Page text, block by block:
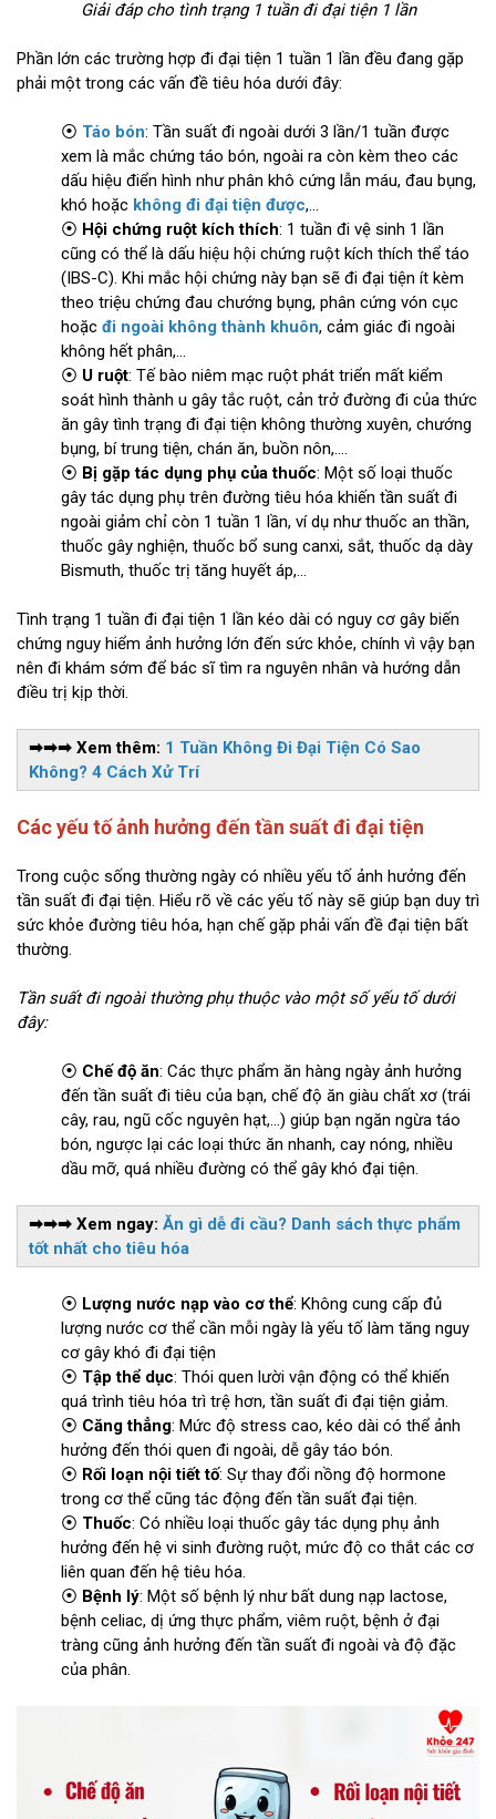
Giải đáp cho tình trạng 1 tuần đi đại tiện 1 lần
Phần lớn các trường hợp đi đại tiện 1 tuần 1 lần đều đang gặp
phải một trong các vấn đề tiêu hóa dưới đây:
⦿ Táo bón: Tần suất đi ngoài dưới 3 lần/1 tuần được
xem là mắc chứng táo bón, ngoài ra còn kèm theo các
dấu hiệu điển hình như phân khô cứng lẫn máu, đau bụng,
khó hoặc không đi đại tiện được,...
⦿ Hội chứng ruột kích thích: 1 tuần đi vệ sinh 1 lần
cũng có thể là dấu hiệu hội chứng ruột kích thích thể táo
(IBS-C). Khi mắc hội chứng này bạn sẽ đi đại tiện ít kèm
theo triệu chứng đau chướng bụng, phân cứng vón cục
hoặc đi ngoài không thành khuôn, cảm giác đi ngoài
không hết phân,...
⦿ U ruột: Tế bào niêm mạc ruột phát triển mất kiểm
soát hình thành u gây tắc ruột, cản trở đường đi của thức
ăn gây tình trạng đi đại tiện không thường xuyên, chướng
bụng, bí trung tiện, chán ăn, buồn nôn,....
⦿ Bị gặp tác dụng phụ của thuốc: Một số loại thuốc
gây tác dụng phụ trên đường tiêu hóa khiến tần suất đi
ngoài giảm chỉ còn 1 tuần 1 lần, ví dụ như thuốc an thần,
thuốc gây nghiện, thuốc bổ sung canxi, sắt, thuốc dạ dày
Bismuth, thuốc trị tăng huyết áp,...
Tình trạng 1 tuần đi đại tiện 1 lần kéo dài có nguy cơ gây biến
chứng nguy hiểm ảnh hưởng lớn đến sức khỏe, chính vì vậy bạn
nên đi khám sớm để bác sĩ tìm ra nguyên nhân và hướng dẫn
điều trị kịp thời.
➡➡➡ Xem thêm: 1 Tuần Không Đi Đại Tiện Có Sao
Không? 4 Cách Xử Trí
Các yếu tố ảnh hưởng đến tần suất đi đại tiện
Trong cuộc sống thường ngày có nhiều yếu tố ảnh hưởng đến
tần suất đi đại tiện. Hiểu rõ về các yếu tố này sẽ giúp bạn duy trì
sức khỏe đường tiêu hóa, hạn chế gặp phải vấn đề đại tiện bất
thường.
Tần suất đi ngoài thường phụ thuộc vào một số yếu tố dưới
đây:
⦿ Chế độ ăn: Các thực phẩm ăn hàng ngày ảnh hưởng
đến tần suất đi tiêu của bạn, chế độ ăn giàu chất xơ (trái
cây, rau, ngũ cốc nguyên hạt,...) giúp bạn ngăn ngừa táo
bón, ngược lại các loại thức ăn nhanh, cay nóng, nhiều
dầu mỡ, quá nhiều đường có thể gây khó đại tiện.
➡➡➡ Xem ngay: Ăn gì dễ đi cầu? Danh sách thực phẩm
tốt nhất cho tiêu hóa
⦿ Lượng nước nạp vào cơ thể: Không cung cấp đủ
lượng nước cơ thể cần mỗi ngày là yếu tố làm tăng nguy
cơ gây khó đi đại tiện
⦿ Tập thể dục: Thói quen lười vận động có thể khiến
quá trình tiêu hóa trì trệ hơn, tần suất đi đại tiện giảm.
⦿ Căng thẳng: Mức độ stress cao, kéo dài có thể ảnh
hưởng đến thói quen đi ngoài, dễ gây táo bón.
⦿ Rối loạn nội tiết tố: Sự thay đổi nồng độ hormone
trong cơ thể cũng tác động đến tần suất đại tiện.
⦿ Thuốc: Có nhiều loại thuốc gây tác dụng phụ ảnh
hưởng đến hệ vi sinh đường ruột, mức độ co thắt các cơ
liên quan đến hệ tiêu hóa.
⦿ Bệnh lý: Một số bệnh lý như bất dung nạp lactose,
bệnh celiac, dị ứng thực phẩm, viêm ruột, bệnh ở đại
tràng cũng ảnh hưởng đến tần suất đi ngoài và độ đặc
của phân.